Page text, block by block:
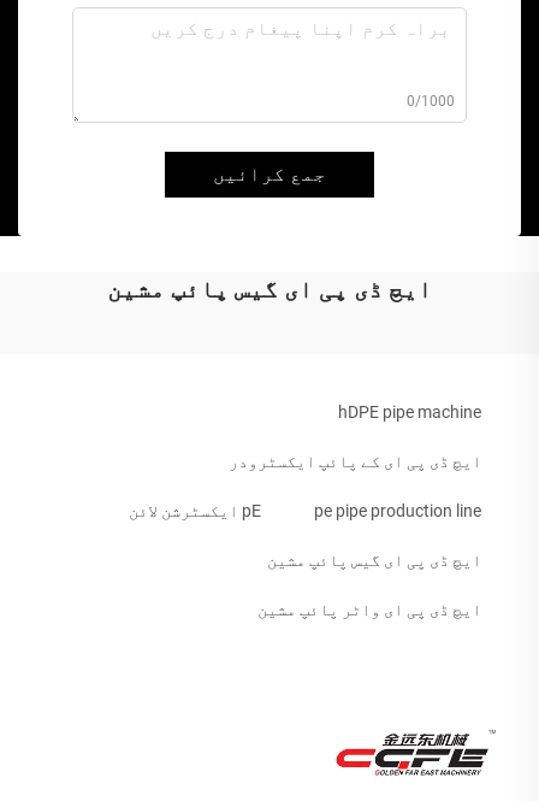
0/1000
جمع کرائیں
ایچ ڈی پی ای گیس پائپ مشین
hDPE pipe machine
ایچ ڈی پی ای کے پائپ ایکسٹرودر
pe pipe production line pE ایکسٹرشن لائن
ایچ ڈی پی ای گیس پائپ مشین
ایچ ڈی پی ای واٹر پائپ مشین